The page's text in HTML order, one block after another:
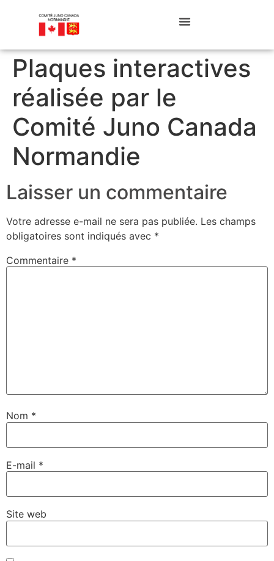
Plaques interactives
réalisée par le
Comité Juno Canada
Normandie
Laisser un commentaire
Votre adresse e-mail ne sera pas publiée. Les champs
obligatoires sont indiqués avec *
Commentaire *
Nom *
E-mail *
Site web